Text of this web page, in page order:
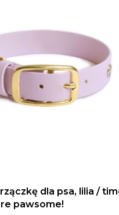
dla psa, lilia /
pawsome!